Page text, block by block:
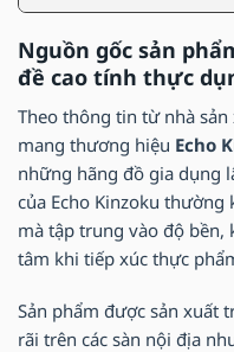
Nguồn gốc sản
đề cao tính thực
Theo thông tin từ nhà
mang thương hiệu Echo
những hãng đồ gia dụng
của Echo Kinzoku
mà tập trung vào độ bền,
tâm khi tiếp xúc thực
Sản phẩm được sản xuất
rãi trên các sàn nội địa